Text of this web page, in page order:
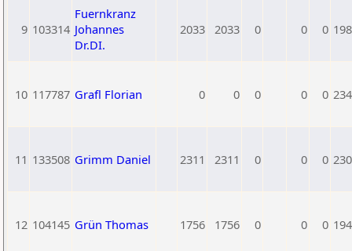
9 103314
Fuernkranz
Johannes
Dr.DI.
2033 2033 0 0 0
10 117787 Grafl Florian 0 0 0 0 0
11 133508 Grimm Daniel 2311 2311 0 0 0
12 104145 Grün Thomas 1756 1756 0 0 0